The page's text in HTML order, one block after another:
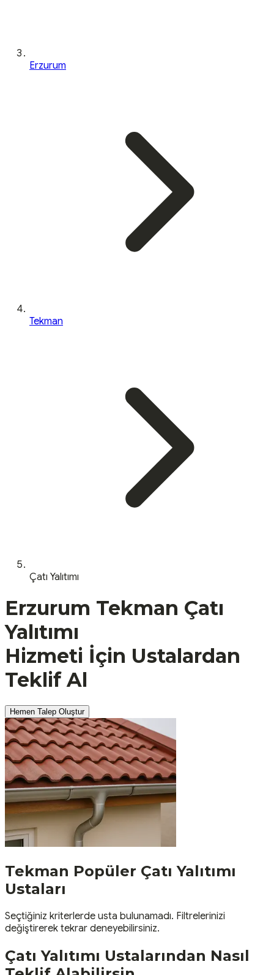
Erzurum
Tekman
Çatı Yalıtımı
Erzurum Tekman Çatı
Yalıtımı
Hizmeti İçin Ustalardan
Teklif Al
Hemen Talep Oluştur
Tekman Popüler Çatı Yalıtımı
Ustaları
Seçtiğiniz kriterlerde usta bulunamadı. Filtrelerinizi
değiştirerek tekrar deneyebilirsiniz.
Çatı Yalıtımı Ustalarından Nasıl